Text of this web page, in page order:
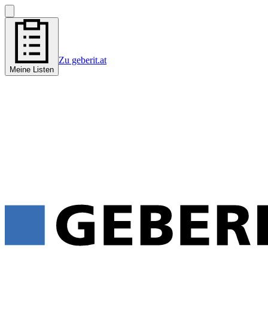
Meine Listen
Zu geberit.at